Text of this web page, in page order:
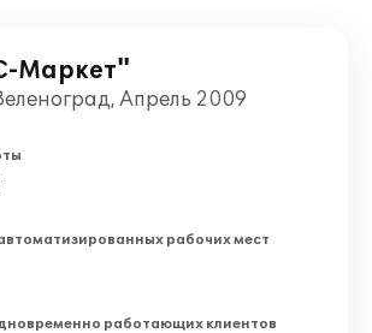
Маркет"
Апрель 2009
рабочих мест
работающих клиентов